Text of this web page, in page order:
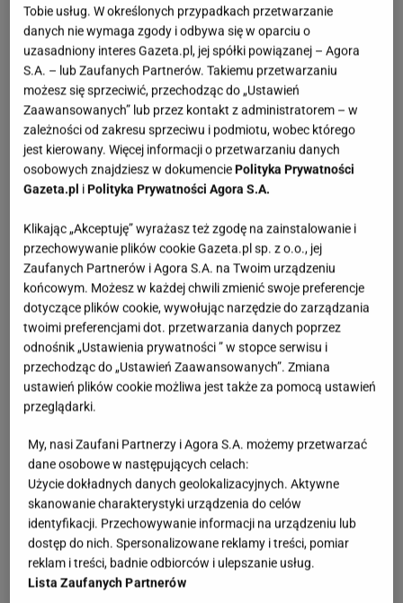
Ostatnio znalazłam swój odpowiednik w kolekcji
Jenny Fairy.
Klasyka, która nigdy się nie nudzi. Wygoda, która
naprawdę zaskakuje
Te brązowemokasynymają w sobie coś
ponadczasowego – prosty, okrągły nosek i płaski
właściwie do wszystkiego. Najczęściej noszę je do
jeansówstraight leg, ale równie dobrze wyglądają z
prostą czarną sukienką itrenczem. Do tego futerko
syntetyczne wewnątrz sprawia, że sąmiękkie i
komfortowe, więc spokojnie mogę w nich spędzić
cały dzień – od porannej kawy po wieczorne
spotkanie z przyjaciółmi.
I to nie tylko moje odczucie. W recenzjach klientów
pojawia się często motyw wygody i dopasowania:
Komfort od pierwszego założenia.
Nie mogę uwierzyć, że tak elegancki, świetnie
wykonany model znalazłam
Tobie usług. W określonych przypadkach przetwarzanie
danych nie wymaga zgody i odbywa się w oparciu o
uzasadniony interes Gazeta.pl, jej spółki powiązanej – Agora
S.A. – lub Zaufanych Partnerów. Takiemu przetwarzaniu
możesz się sprzeciwić, przechodząc do „Ustawień
Zaawansowanych” lub przez kontakt z administratorem – w
zależności od zakresu sprzeciwu i podmiotu, wobec którego
jest kierowany. Więcej informacji o przetwarzaniu danych
osobowych znajdziesz w dokumenciePolityka Prywatności
Gazeta.pl iPolityka Prywatności Agora S.A.
Klikając „Akceptuję” wyrażasz też zgodę na zainstalowanie i
przechowywanie plików cookie Gazeta.pl sp. z o.o., jej
Zaufanych Partnerów i Agora S.A. na Twoim urządzeniu
końcowym. Możesz w każdej chwili zmienić swoje preferencje
dotyczące plików cookie, wywołując narzędzie do zarządzania
twoimi preferencjami dot. przetwarzania danych poprzez
odnośnik „Ustawienia prywatności ” w stopce serwisu i
przechodząc do „Ustawień Zaawansowanych”. Zmiana
ustawień plików cookie możliwa jest także za pomocą ustawień
przeglądarki.
My, nasi Zaufani Partnerzy i Agora S.A. możemy przetwarzać
dane osobowe w następujących celach:
Użycie dokładnych danych geolokalizacyjnych. Aktywne
skanowanie charakterystyki urządzenia do celów
identyfikacji. Przechowywanie informacji na urządzeniu lub
dostęp do nich. Spersonalizowane reklamy i treści, pomiar
reklam i treści, badnie odbiorców i ulepszanie usług.
Lista Zaufanych Partnerów